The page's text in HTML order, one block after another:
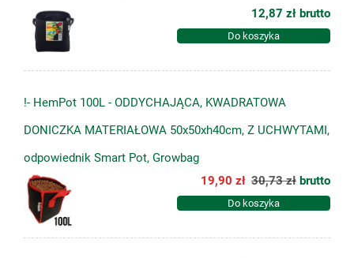
12,87 zł brutto
Do koszyka
!- HemPot 100L - ODDYCHAJĄCA, KWADRATOWA
DONICZKA MATERIAŁOWA 50x50xh40cm, Z UCHWYTAMI,
odpowiednik Smart Pot, Growbag
19,90 zł 30,73 zł brutto
Do koszyka